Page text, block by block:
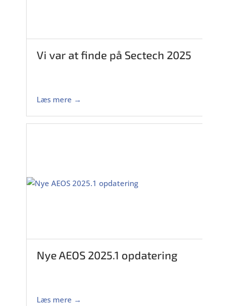
Vi var at finde på Sectech 2025
Læs mere →
Nye AEOS 2025.1 opdatering
Læs mere →